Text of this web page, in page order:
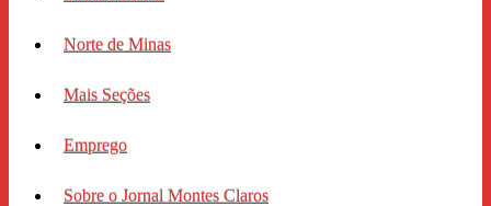
Norte de Minas
Mais Seções
Emprego
Sobre o Jornal Montes Claros